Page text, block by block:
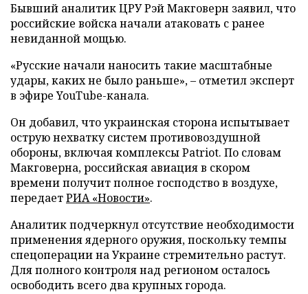
Бывший аналитик ЦРУ Рэй Макговерн заявил, что
российские войска начали атаковать с ранее
невиданной мощью.
«Русские начали наносить такие масштабные
удары, каких не было раньше», – отметил эксперт
в эфире YouTube-канала.
Он добавил, что украинская сторона испытывает
острую нехватку систем противовоздушной
обороны, включая комплексы Patriot. По словам
Макговерна, российская авиация в скором
времени получит полное господство в воздухе,
передаетРИА «Новости».
Аналитик подчеркнул отсутствие необходимости
применения ядерного оружия, поскольку темпы
спецоперации на Украине стремительно растут.
Для полного контроля над регионом осталось
освободить всего два крупных города.